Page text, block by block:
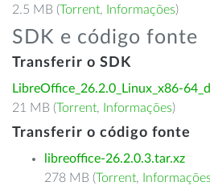
2.5 MB (Torrent, Informações)
SDK e código fonte
Transferir o SDK
LibreOffice_26.2.0_Linux_x86-
21 MB (Torrent, Informações)
Transferir o código fonte
libreoffice-26.2.0.3.tar.xz
278 MB (Torrent, Informações